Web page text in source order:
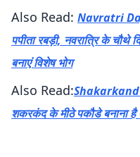
Also Read: Navratri
पपीता रबड़ी, नवरात्रि के चौथे
बनाएं विशेष भोग
Also Read:
शकरकंद के मीठे पकौडे बनाना